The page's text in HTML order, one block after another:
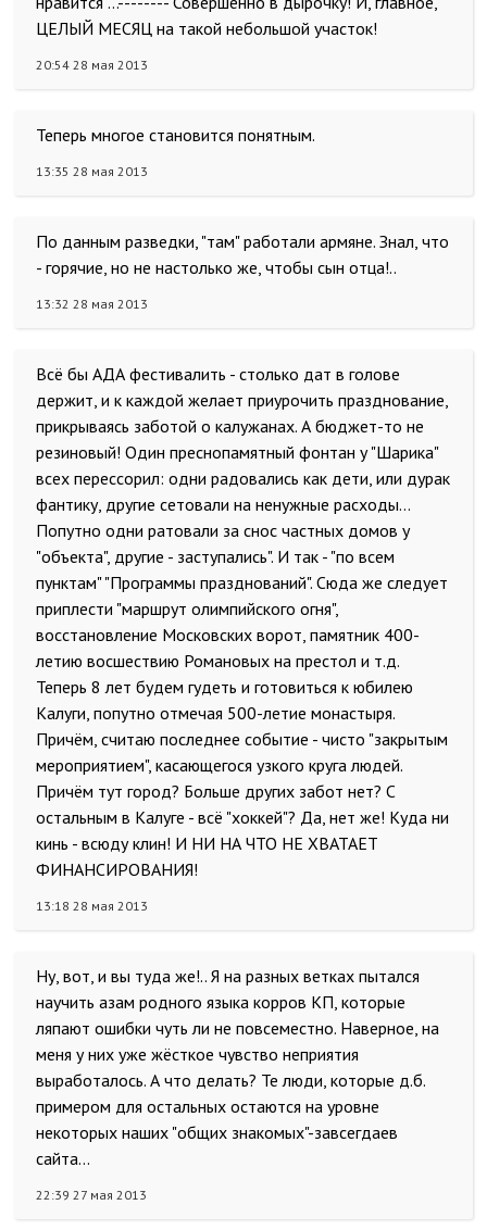
ЦЕЛЫЙ МЕСЯЦ на такой небольшой участок!
20:54 28 мая 2013
Теперь многое становится понятным.
13:35 28 мая 2013
По данным разведки, "там" работали армяне. Знал, что
- горячие, но не настолько же, чтобы сын отца!..
13:32 28 мая 2013
Всё бы АДА фестивалить - столько дат в голове
держит, и к каждой желает приурочить празднование,
прикрываясь заботой о калужанах. А бюджет-то не
резиновый! Один преснопамятный фонтан у "Шарика"
всех перессорил: одни радовались как дети, или дурак
фантику, другие сетовали на ненужные расходы...
Попутно одни ратовали за снос частных домов у
"объекта", другие - заступались". И так - "по всем
пунктам" "Программы празднований". Сюда же следует
приплести "маршрут олимпийского огня",
восстановление Московских ворот, памятник 400-
летию восшествию Романовых на престол и т.д.
Теперь 8 лет будем гудеть и готовиться к юбилею
Калуги, попутно отмечая 500-летие монастыря.
Причём, считаю последнее событие - чисто "закрытым
мероприятием", касающегося узкого круга людей.
Причём тут город? Больше других забот нет? С
остальным в Калуге - всё "хоккей"? Да, нет же! Куда ни
кинь - всюду клин! И НИ НА ЧТО НЕ ХВАТАЕТ
ФИНАНСИРОВАНИЯ!
13:18 28 мая 2013
Ну, вот, и вы туда же!.. Я на разных ветках пытался
научить азам родного языка корров КП, которые
ляпают ошибки чуть ли не повсеместно. Наверное, на
меня у них уже жёсткое чувство неприятия
выработалось. А что делать? Те люди, которые д.б.
примером для остальных остаются на уровне
некоторых наших "общих знакомых"-завсегдаев
сайта...
22:39 27 мая 2013